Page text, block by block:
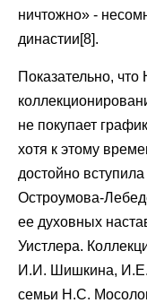
ничтожно» -
династии[8].
Показательно,
не покупает
хотя к этому
достойно
Остроумова-
ее духовных
Уистлера.
И.И. Шишкина, И.Е.
семьи Н.С.